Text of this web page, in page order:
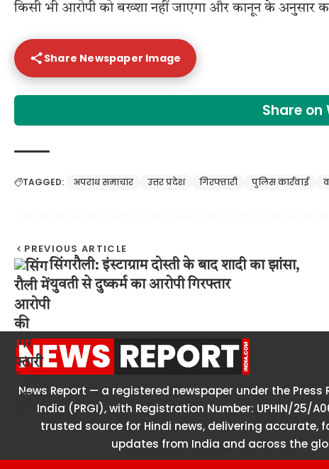
किसी भी आरोपी को बख्शा नहीं जाएगा और कानून के अनुसार
Share Newspaper Image
Share
TAGGED: अपराध समाचार उत्तर प्रदेश गिरफ्तारी पुलिस कार्रवाई
PREVIOUS ARTICLE
सिंगरौली: इंस्टाग्राम दोस्ती के बाद शादी का झांसा,
युवती से दुष्कर्म का आरोपी गिरफ्तार
News Report — a registered newspaper under the Press
India (PRGI), with Registration Number: UPHIN/25/
trusted source for Hindi news, delivering accurate,
updates from India and across the